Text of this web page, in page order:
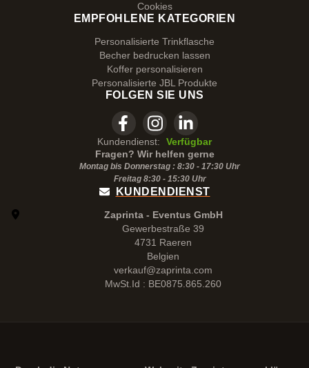
Cookies
EMPFOHLENE KATEGORIEN
Personalisierte Trinkflasche
Becher bedrucken lassen
Koffer personalisieren
Personalisierte JBL Produkte
FOLGEN SIE UNS
Kundendienst:
Verfügbar
Fragen? Wir helfen gerne
Montag bis Donnerstag : 8:30 - 17:30 Uhr
Freitag 8:30 - 15:30Uhr
KUNDENDIENST
Zaprinta - Eventus GmbH
Gewerbestraße 39
4731 Raeren
Belgien
verkauf@zaprinta.com
MwSt.Id : BE0875.865.260